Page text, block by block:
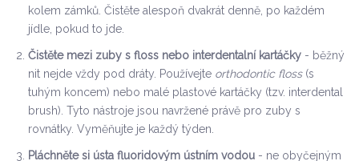
kolem zámků. Čistěte alespoň dvakrát denně, po každém
jídle, pokud to jde.
Čistěte mezi zuby s floss nebo interdentalní kartáčky - běžný
nit nejde vždy pod dráty. Používejte orthodontic floss(s
tuhým koncem) nebo malé plastové kartáčky (tzv. interdental
brush). Tyto nástroje jsou navržené právě pro zuby s
rovnátky. Vyměňujte je každý týden.
Pláchněte si ústa fluoridovým ústním vodou - ne obyčejným